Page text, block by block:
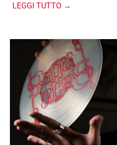
LEGGI TUTTO →